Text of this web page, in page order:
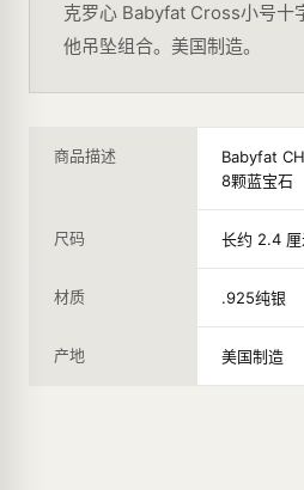
克罗心 Babyfat Cross小号十
他吊坠组合。美国制造。
商品描述
Babyfat
8颗蓝宝石
尺码 长约 2.4
材质 .925纯银
产地 美国制造